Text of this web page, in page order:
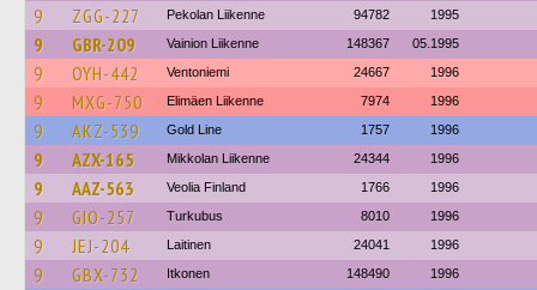
9 ZGG-227 Pekolan Liikenne 94782 1995
9 GBR-209 Vainion Liikenne 148367 05.1995
9 OYH-442 Ventoniemi 24667 1996
9 MXG-750 Elimäen Liikenne 7974 1996
9 AKZ-539 Gold Line 1757 1996
9 AZX-165 Mikkolan Liikenne 24344 1996
9 AAZ-563 Veolia Finland 1766 1996
9 GIO-257 Turkubus 8010 1996
9 JEJ-204 Laitinen 24041 1996
9 GBX-732 Itkonen 148490 1996